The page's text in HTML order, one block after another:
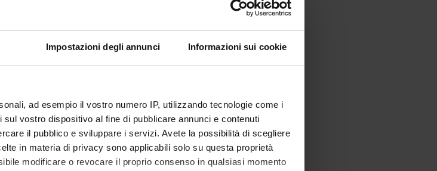
Impostazioni degli annunci Informazioni sui cookie
ad esempio il vostro numero IP, utilizzando tecnologie come i
vostro dispositivo al fine di pubblicare annunci e contenuti
il pubblico e sviluppare i servizi. Avete la possibilità di scegliere
in materia di privacy sono applicabili solo su questa proprietà
modificare o revocare il proprio consenso in qualsiasi momento
(2018/2019) - Bachelor's degree in Applied Mathematics